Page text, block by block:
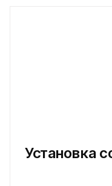
Установка